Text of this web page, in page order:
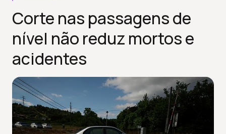
Corte nas passagens de
nível não reduz mortos e
acidentes